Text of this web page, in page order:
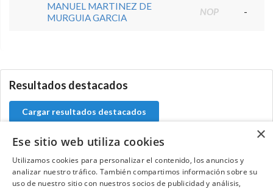
MANUEL MARTINEZ DE
MURGUIA GARCIA
NOP -
Resultados destacados
Cargar resultados destacados
Contacta con el equipo de NextCaddy
×
Ese sitio web utiliza cookies
Utilizamos cookies para personalizar el contenido, los anuncios y
analizar nuestro tráfico. También compartimos información sobre su
uso de nuestro sitio con nuestros socios de publicidad y análisis,